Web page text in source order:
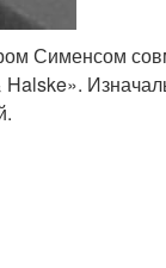
Сименсом
Halske».